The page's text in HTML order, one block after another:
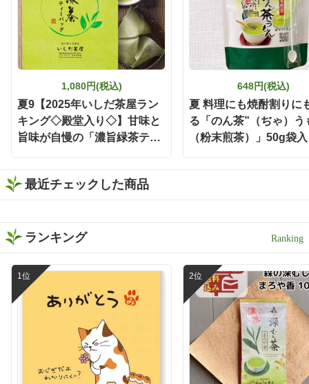
香ばしい香りとお茶ならで
はの甘みがふわっと広がっ
て、まるで茶葉から丁寧に
淹れたような本格的な美味
しさを楽しめました🍃 そし
て、ぜひ試してほしいのが
「静岡割」🍶🍵 濃旨緑茶テ
ィーバッグで作った緑茶を
お酒で割るだけという、と
ってもシンプルな楽しみ方
です❣️ 水出しでもお茶の旨
も緑茶の存在感が消えない
😌 お茶の旨みとお酒の風味
がバランスよく重なって、
く、いつもの晩酌がちょっ
と特別な時間になりました
🕐 濃い緑茶が好きな方に
は、この味わいをぜひ一度
体験してほしい🌿 もちろん
静岡割だけでなく、お湯出
しでも水出しも出来ますよ
茶、ほっとしたい時間には
温かい緑茶、夜は静岡割
と、その日の気分に合わせ
1,080円(税込)
夏9【2025年いしだ茶屋ラン
キング◇殿堂入り◇】甘味と
旨味が自慢の「濃旨緑茶ティ
森町 お茶 【ポスト投函便不
可】【定番】【キャンペーン
対象外】【夏ギフト】
648円(税込)
夏 料理にも焼酎割りに
る「のん茶”（ぢゃ）う
（粉末煎茶）」50g袋
最近チェックした商品
ランキング